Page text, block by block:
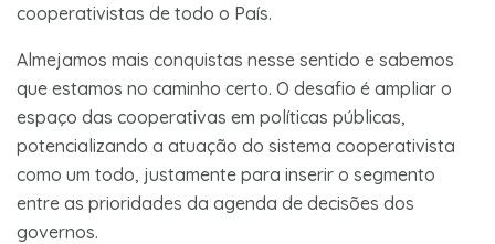
cooperativistas de todo o País.
Almejamos mais conquistas nesse sentido e sabemos
que estamos no caminho certo. O desafio é ampliar o
espaço das cooperativas em políticas públicas,
potencializando a atuação do sistema cooperativista
como um todo, justamente para inserir o segmento
entre as prioridades da agenda de decisões dos
governos.